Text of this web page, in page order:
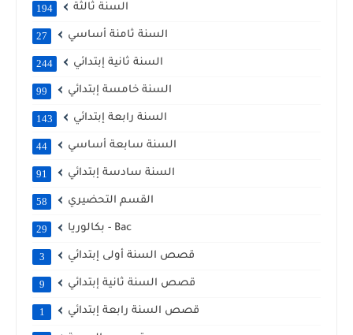
السنة ثالثة 194
السنة ثامنة أساسي 27
السنة ثانية إبتدائي 244
السنة خامسة إبتدائي 99
السنة رابعة إبتدائي 143
السنة سابعة أساسي 44
السنة سادسة إبتدائي 91
القسم التحضيري 58
بكالوريا - Bac 29
قصص السنة أولى إبتدائي 3
قصص السنة ثانية إبتدائي 9
قصص السنة رابعة إبتدائي 1